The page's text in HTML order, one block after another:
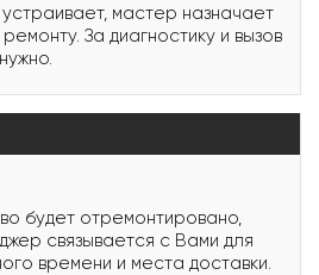
мастер назначает
За диагностику и вызов
будет отремонтировано,
связывается с Вами для
времени и места доставки.